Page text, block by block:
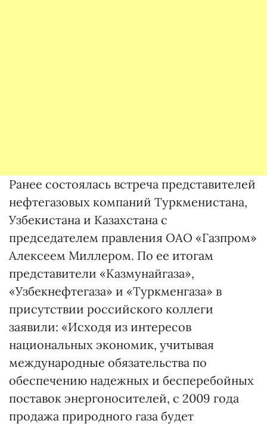
Ранее состоялась встреча представителей
нефтегазовых компаний Туркменистана,
Узбекистана и Казахстана с
председателем правления ОАО «Газпром»
Алексеем Миллером. По ее итогам
представители «Казмунайгаза»,
«Узбекнефтегаза» и «Туркменгаза» в
присутствии российского коллеги
заявили: «Исходя из интересов
национальных экономик, учитывая
международные обязательства по
обеспечению надежных и бесперебойных
поставок энергоносителей, с 2009 года
продажа природного газа будет